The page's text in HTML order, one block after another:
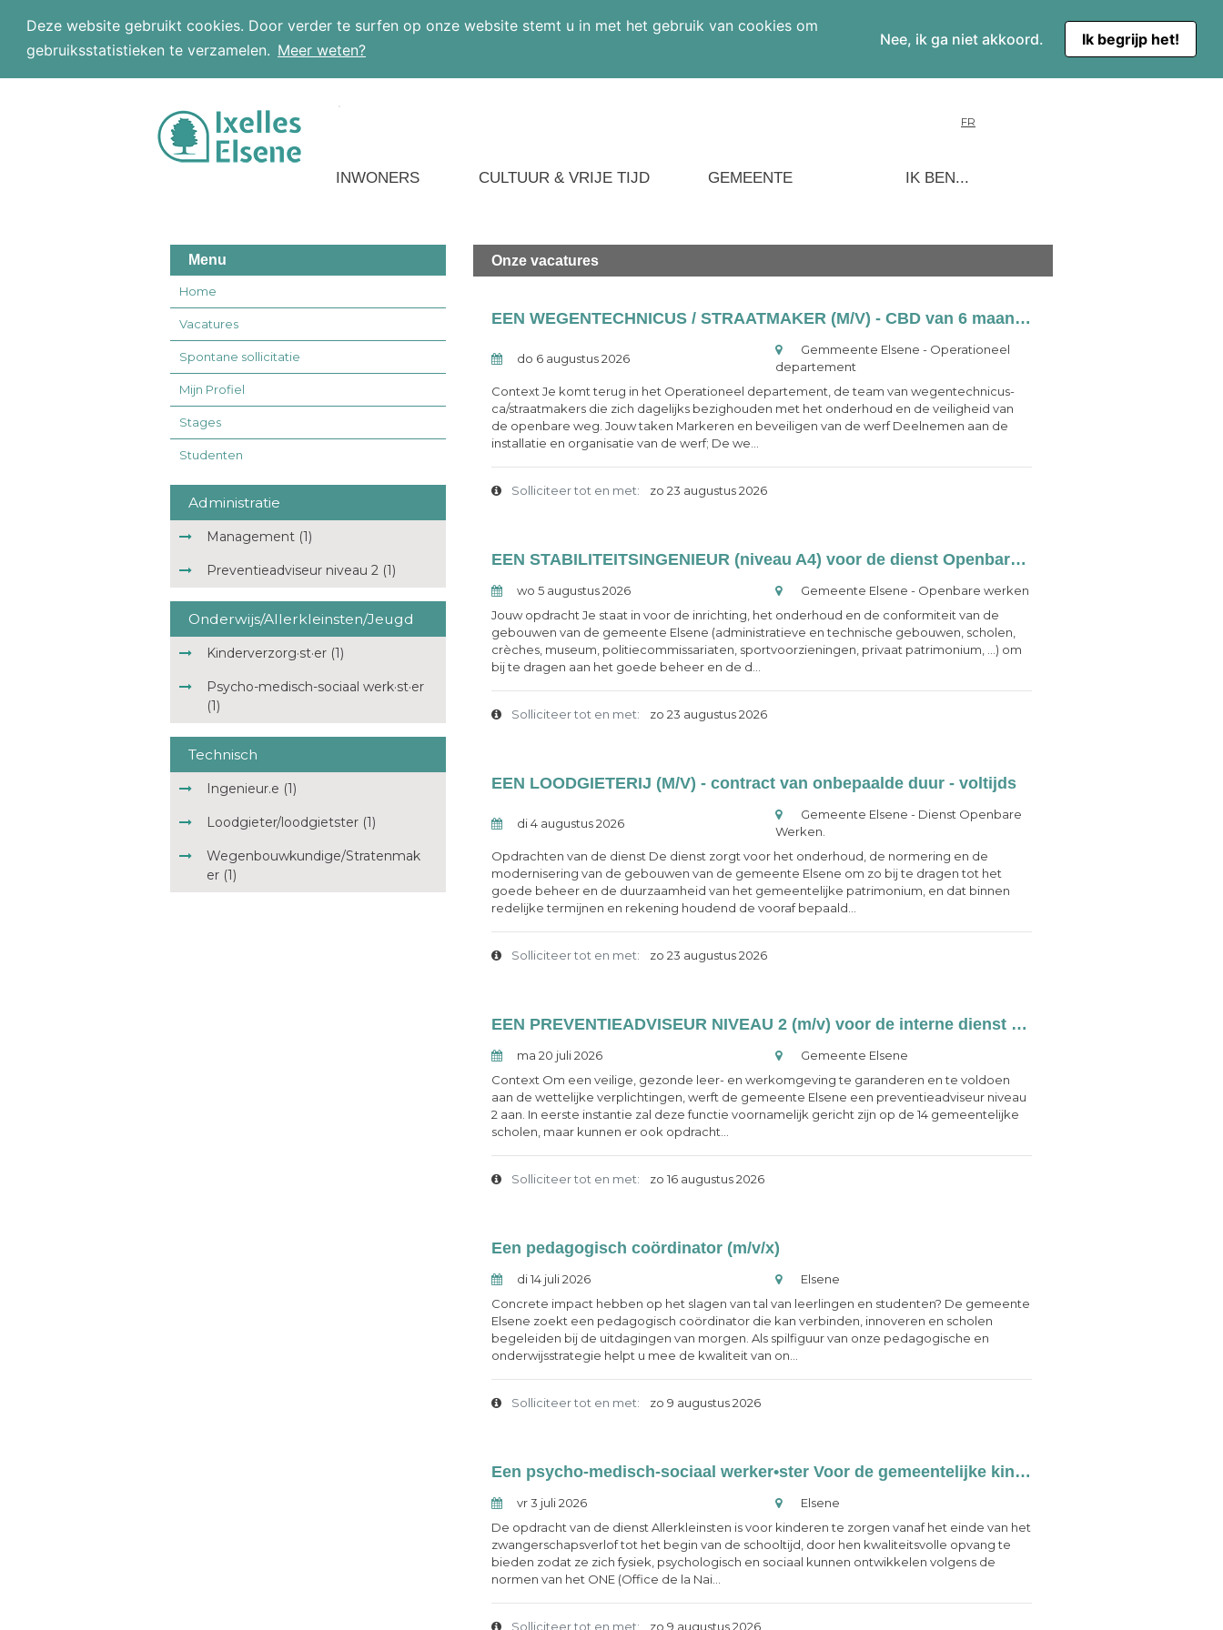
Deze website gebruikt cookies. Door verder te surfen op onze website stemt u in met het gebruik van cookies om
gebruiksstatistieken te verzamelen. Meer weten?
Nee, ik ga niet akkoord. Ik begrijp het!
FR
INWONERS CULTUUR & VRIJE TIJD GEMEENTE IK BEN...
Menu
Home
Vacatures
Spontane sollicitatie
Mijn Profiel
Stages
Studenten
Administratie
Management (1)
Preventieadviseur niveau 2 (1)
Onderwijs/Allerkleinsten/Jeugd
Kinderverzorg·st·er (1)
Psycho-medisch-sociaal werk·st·er
(1)
Technisch
Ingenieur.e (1)
Loodgieter/loodgietster (1)
Wegenbouwkundige/Stratenmak
er (1)
Onzevacatures
EEN WEGENTECHNICUS / STRAATMAKER (M/V) - CBD van 6 maanden, verlengbaar tot COD – voltijds
do 6 augustus 2026
Gemmeente Elsene - Operationeel
departement
Context Je komt terug in het Operationeel departement, de team van wegentechnicus-
ca/straatmakers die zich dagelijks bezighouden met het onderhoud en de veiligheid van
de openbare weg. Jouw taken Markeren en beveiligen van de werf Deelnemen aan de
installatie en organisatie van de werf; De we...
Solliciteer tot en met: zo 23 augustus 2026
EEN STABILITEITSINGENIEUR (niveau A4) voor de dienst Openbare Werken - Masterniveau – Contract van onbepaalde duur – Voltijds
wo 5 augustus 2026
Gemeente Elsene - Openbare werken
Jouw opdracht Je staat in voor de inrichting, het onderhoud en de conformiteit van de
gebouwen van de gemeente Elsene (administratieve en technische gebouwen, scholen,
crèches, museum, politiecommissariaten, sportvoorzieningen, privaat patrimonium, ...) om
bij te dragen aan het goede beheer en de d...
Solliciteer tot en met: zo 23 augustus 2026
EEN LOODGIETERIJ (M/V) - contract van onbepaalde duur - voltijds
di 4 augustus 2026
Gemeente Elsene - Dienst Openbare
Werken.
Opdrachten van de dienst De dienst zorgt voor het onderhoud, de normering en de
modernisering van de gebouwen van de gemeente Elsene om zo bij te dragen tot het
goede beheer en de duurzaamheid van het gemeentelijke patrimonium, en dat binnen
redelijke termijnen en rekening houdend de vooraf bepaald...
Solliciteer tot en met: zo 23 augustus 2026
EEN PREVENTIEADVISEUR NIVEAU 2 (m/v) voor de interne dienst voor preventie en bescherming op het werk - Bachelor – Contract van onbepaalde duur - Voltijds
ma 20 juli 2026
Gemeente Elsene
Context Om een veilige, gezonde leer- en werkomgeving te garanderen en te voldoen
aan de wettelijke verplichtingen, werft de gemeente Elsene een preventieadviseur niveau
2 aan. In eerste instantie zal deze functie voornamelijk gericht zijn op de 14 gemeentelijke
scholen, maar kunnen er ook opdracht...
Solliciteer tot en met: zo 16 augustus 2026
Een pedagogisch coördinator (m/v/x)
di 14 juli 2026
Elsene
Concrete impact hebben op het slagen van tal van leerlingen en studenten? De gemeente
Elsene zoekt een pedagogisch coördinator die kan verbinden, innoveren en scholen
begeleiden bij de uitdagingen van morgen. Als spilfiguur van onze pedagogische en
onderwijsstrategie helpt u mee de kwaliteit van on...
Solliciteer tot en met: zo 9 augustus 2026
Een psycho-medisch-sociaal werker•ster Voor de gemeentelijke kinderdagverblijven
vr 3 juli 2026
Elsene
De opdracht van de dienst Allerkleinsten is voor kinderen te zorgen vanaf het einde van het
zwangerschapsverlof tot het begin van de schooltijd, door hen kwaliteitsvolle opvang te
bieden zodat ze zich fysiek, psychologisch en sociaal kunnen ontwikkelen volgens de
normen van het ONE (Office de la Nai...
Solliciteer tot en met: zo 9 augustus 2026